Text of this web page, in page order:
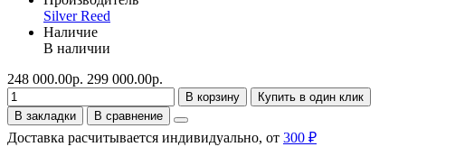
Silver Reed
Наличие
В наличии
248 000.00р. 299 000.00р.
В корзину
Купить в один клик
В закладки
В сравнение
Доставка расчитывается индивидуально, от 300 ₽